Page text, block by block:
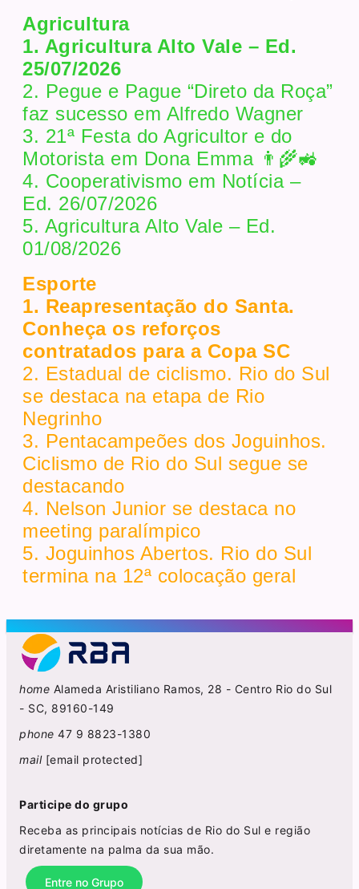
Agricultura
1. Agricultura Alto Vale – Ed.
25/07/2026
2. Pegue e Pague “Direto da Roça”
faz sucesso em Alfredo Wagner
3. 21ª Festa do Agricultor e do
Motorista em Dona Emma 👨‍🌾🚜
4. Cooperativismo em Notícia –
Ed. 26/07/2026
5. Agricultura Alto Vale – Ed.
01/08/2026
Esporte
1. Reapresentação do Santa.
Conheça os reforços
contratados para a Copa SC
2. Estadual de ciclismo. Rio do Sul
se destaca na etapa de Rio
Negrinho
3. Pentacampeões dos Joguinhos.
Ciclismo de Rio do Sul segue se
destacando
4. Nelson Junior se destaca no
meeting paralímpico
5. Joguinhos Abertos. Rio do Sul
termina na 12ª colocação geral
home Alameda Aristiliano Ramos, 28 - Centro Rio do Sul
- SC, 89160-149
phone 47 9 8823-1380
mail [email protected]
Participe do grupo
Receba as principais notícias de Rio do Sul e região
diretamente na palma da sua mão.
Entre no Grupo